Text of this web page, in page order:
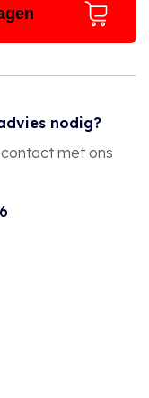
(afhalen)
aantal
nodig?
met ons